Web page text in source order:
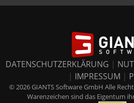
DATENSCHUTZERKLÄRUNG |
| IMPRESSUM |
© 2026 GIANTS Software GmbH Alle
Warenzeichen sind das Eigentum